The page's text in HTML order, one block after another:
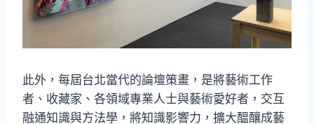
此外，每屆台北當代的論壇策畫，是將藝術工作
者、收藏家、各領域專業人士與藝術愛好者，交互
融通知識與方法學，將知識影響力，擴大醞釀成藝